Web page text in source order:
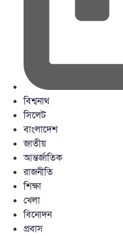
বিশ্বনাথ
সিলেট
বাংলাদেশ
জাতীয়
আন্তর্জাতিক
রাজনীতি
শিক্ষা
খেলা
বিনোদন
প্রবাস